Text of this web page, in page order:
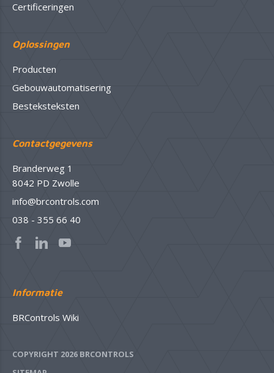
Certificeringen
Oplossingen
Producten
Gebouwautomatisering
Besteksteksten
Contactgegevens
Branderweg 1
8042 PD Zwolle
info@brcontrols.com
038 - 355 66 40
Informatie
BRControls Wiki
COPYRIGHT 2026 BRCONTROLS